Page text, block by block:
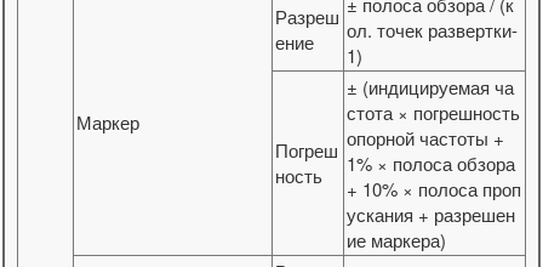
Маркер
Разреш
ение
ол. точек развертки-
1)
Погреш
ность
± (индицируемая ча
стота × погрешность
опорной частоты +
1% × полоса обзора
+ 10% × полоса проп
ускания + разрешен
ие маркера)